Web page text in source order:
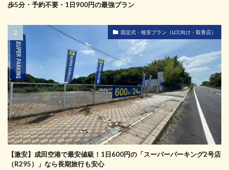
歩5分・予約不要・1日900円の最強プラン
固定式・格安プラン（LCC向け・取香店）
【激安】成田空港で最安値級！1日600円の「スーパーパーキング2号店
（R295）」なら長期旅行も安心